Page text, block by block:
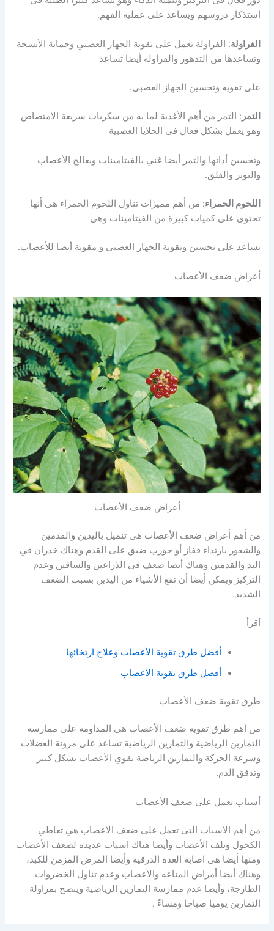
استذكار دروسهم ويساعد على عملية الفهم.
الفراولة: الفراولة تعمل على تقوية الجهاز العصبي وحماية الأنسجة
وتساعدها من التدهور والفراوله أيضا تساعد
على تقوية وتحسين الجهاز العصبى.
التمر : التمر من أهم الأغذية لما به من سكريات سريعة الأمتصاص
وهو يعمل بشكل فعال فى الخلايا العصبية
وتحسين أدائها والتمر أيضا غني بالفيتامينات ويعالج الأعصاب
والتوتر والقلق.
اللحوم الحمراء: من أهم مميزات تناول اللحوم الحمراء هى أنها
تحتوى على كميات كبيرة من الفيتامينات وهى
تساعد على تحسين وتقوية الجهاز العصبي و مقوية أيضا للأعصاب.
أعراض ضعف الأعصاب
أعراض ضعف الأعصاب
من أهم أعراض ضعف الأعصاب هى تنميل باليدين والقدمين
والشعور بارتداء قفاز أو جورب ضيق على القدم وهناك خدران في
اليد والقدمين وهناك أيضا ضعف فى الذراعين والساقين وعدم
التركيز ويمكن أيضا أن تقع الأشياء من اليدين بسبب الضعف
الشديد.
أقرأ
أفضل طرق تقوية الأعصاب وعلاج ارتخائها
أفضل طرق تقوية الأعصاب
طرق تقوية ضعف الأعصاب
من أهم طرق تقوية ضعف الأعصاب هي المداومة على ممارسة
التمارين الرياضية والتمارين الرياضية تساعد على مرونة العضلات
وسرعة الحركة والتمارين الرياضة تقوي الأعصاب بشكل كبير
وتدفق الدم.
أسباب تعمل على ضعف الأعصاب
من أهم الأسباب التى تعمل على ضعف الأعصاب هي تعاطي
الكحول وتلف الأعصاب وأيضا هناك اسباب عديده لضعف الأعصاب
ومنها أيضا هى اصابة الغدة الدرقية وأيضا المرض المزمن للكبد،
وهناك أيضا أمراض المناعه والأعصاب وعدم تناول الخضروات
الطازجة، وأيضا عدم ممارسة التمارين الرياضية وينصح بمزاولة
التمارين يوميا صباحا ومساءً .